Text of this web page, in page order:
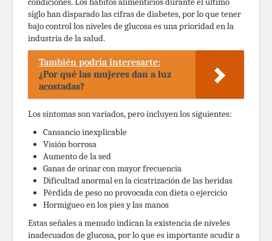
siglo han disparado las cifras de diabetes, por lo que tener
bajo control los niveles de glucosa es una prioridad en la
industria de la salud.
También podría interesarte:
¿Por qué las mujeres dan a luz
acostadas?
Los síntomas son variados, pero incluyen los siguientes:
Cansancio inexplicable
Visión borrosa
Aumento de la sed
Ganas de orinar con mayor frecuencia
Dificultad anormal en la cicatrización de las heridas
Pérdida de peso no provocada con dieta o ejercicio
Hormigueo en los pies y las manos
Estas señales a menudo indican la existencia de niveles
inadecuados de glucosa, por lo que es importante acudir a